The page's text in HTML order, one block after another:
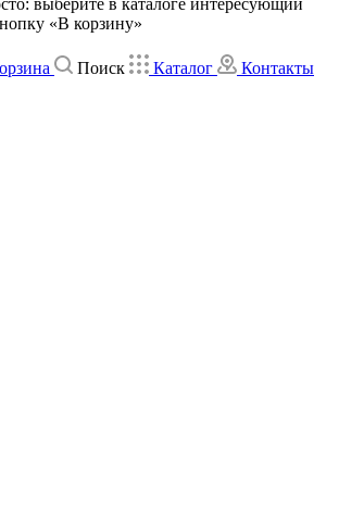
выберите в каталоге интересующий
«В корзину»
Поиск Каталог Контакты